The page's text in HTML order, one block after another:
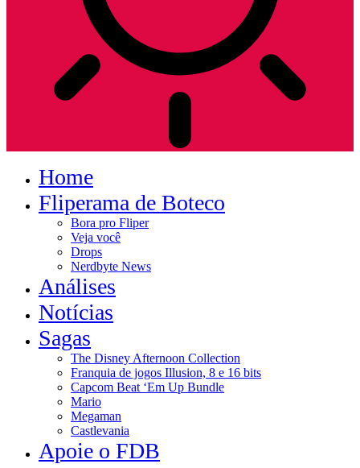
Home
Fliperama de Boteco
Bora pro Fliper
Veja você
Drops
Nerdbyte News
Análises
Notícias
Sagas
The Disney Afternoon Collection
Franquia de jogos Illusion, 8 e 16 bits
Capcom Beat ‘Em Up Bundle
Mario
Megaman
Castlevania
Apoie o FDB